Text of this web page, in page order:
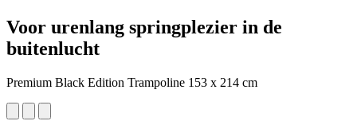
Voor urenlang springplezier in de
buitenlucht
Premium Black Edition Trampoline 153 x 214 cm